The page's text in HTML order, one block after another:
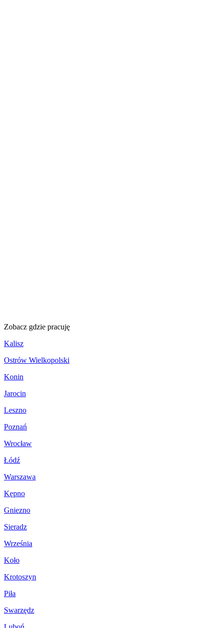
Zobacz gdzie pracuję
Kalisz
Ostrów Wielkopolski
Konin
Jarocin
Leszno
Poznań
Wrocław
Łódź
Warszawa
Kępno
Gniezno
Sieradz
Września
Koło
Krotoszyn
Piła
Swarzędz